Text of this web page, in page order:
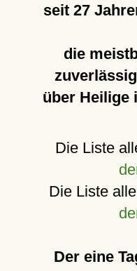
seit 27
die
über Heilige
Die Liste
Die Liste
Der eine